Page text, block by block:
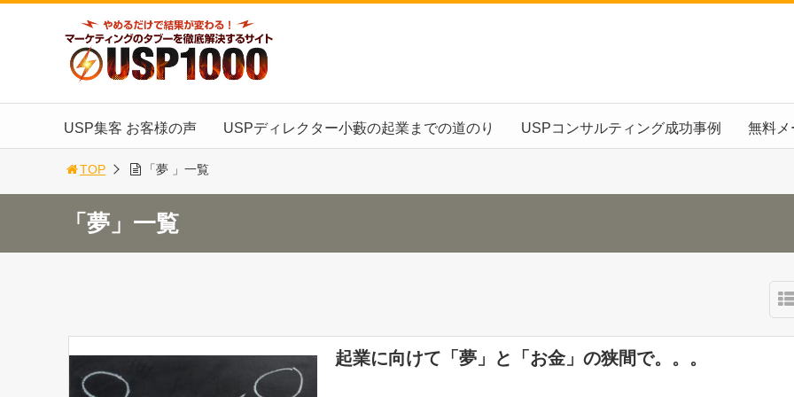
USP集客 お客様の声 USPディレクター小藪の起業までの道のり USPコンサルティング成功事例 無料メ
TOP 「夢 」一覧
「夢」一覧
起業に向けて「夢」と「お金」の狭間で。。。